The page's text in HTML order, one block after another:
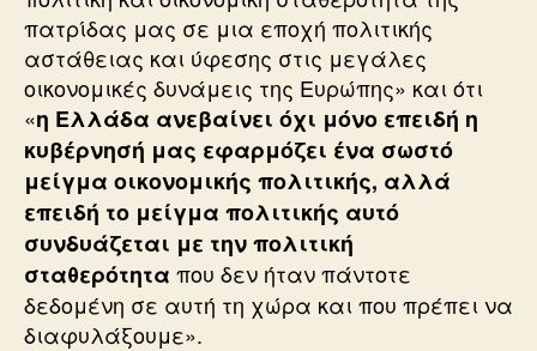
πατρίδας μας σε μια εποχή πολιτικής
αστάθειας και ύφεσης στις μεγάλες
οικονομικές δυνάμεις της Ευρώπης» και ότι
«η Ελλάδα ανεβαίνει όχι μόνο επειδή η
κυβέρνησή μας εφαρμόζει ένα σωστό
μείγμα οικονομικής πολιτικής, αλλά
επειδή το μείγμα πολιτικής αυτό
συνδυάζεται με την πολιτική
σταθερότητα που δεν ήταν πάντοτε
δεδομένη σε αυτή τη χώρα και που πρέπει να
διαφυλάξουμε».